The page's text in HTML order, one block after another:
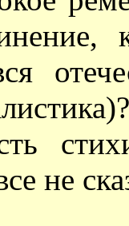
не